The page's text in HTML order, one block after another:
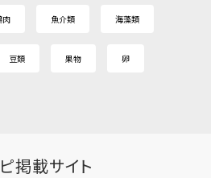
肉 魚介類 海藻類
豆類 果物 卵
掲載サイト